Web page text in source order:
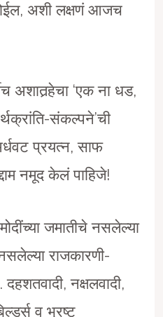
अशी लक्षणं आजच
अशातर्‍हेचा ‘एक ना धड,
संकल्पने’ची
प्रयत्न, साफ
नमूद केलं पाहिजे!
जमातीचे नसलेल्या
राजकारणी-
नक्षलवादी,
व भ्रष्ट